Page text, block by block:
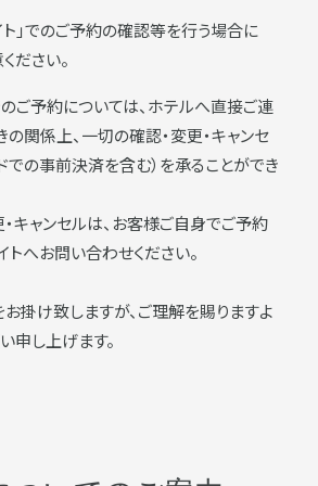
ト」でのご予約の確認等を行う場合に
ださい。
ご予約については、ホテルへ直接ご連
関係上、一切の確認・変更・キャンセ
での事前決済を含む）を承ることができ
キャンセルは、お客様ご自身でご予約
へお問い合わせください。
掛け致しますが、ご理解を賜りますよ
申し上げます。